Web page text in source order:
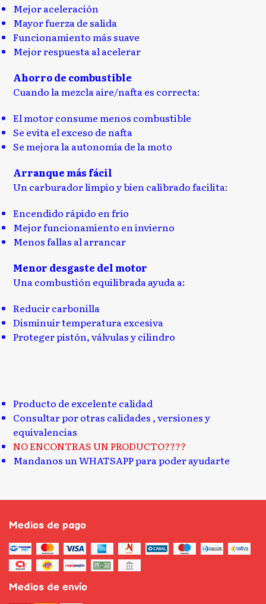
Mejor aceleración
Mayor fuerza de salida
Funcionamiento más suave
Mejor respuesta al acelerar
Ahorro de combustible
Cuando la mezcla aire/nafta es correcta:
El motor consume menos combustible
Se evita el exceso de nafta
Se mejora la autonomía de la moto
Arranque más fácil
Un carburador limpio y bien calibrado facilita:
Encendido rápido en frío
Mejor funcionamiento en invierno
Menos fallas al arrancar
Menor desgaste del motor
Una combustión equilibrada ayuda a:
Reducir carbonilla
Disminuir temperatura excesiva
Proteger pistón, válvulas y cilindro
Producto de excelente calidad
Consultar por otras calidades , versiones y
equivalencias
NO ENCONTRAS UN PRODUCTO????
Mandanos un WHATSAPP para poder ayudarte
Medios de pago
Medios de envío